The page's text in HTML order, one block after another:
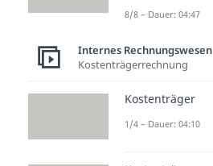
8/8 – Dauer: 04:47
Internes Rechnungswesen
Kostenträgerrechnung
Kostenträger
1/4 – Dauer: 04:10